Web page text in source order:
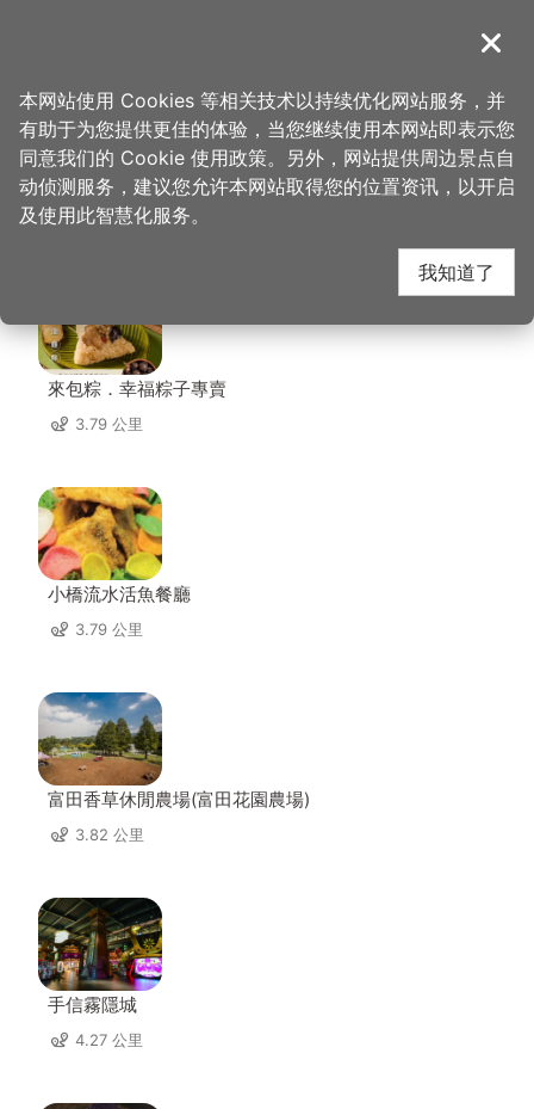
導覽
首页 > 想去的地方 > 住宿 > 大溪甘单朴宿
大溪甘单朴宿 周边店家
來包粽．幸福粽子專賣
3.79 公里
小橋流水活魚餐廳
3.79 公里
富田香草休閒農場(富田花園農場)
3.82 公里
手信霧隱城
4.27 公里
关闭
本网站使用 Cookies 等相关技术以持续优化网站服务，并
有助于为您提供更佳的体验，当您继续使用本网站即表示您
同意我们的 Cookie 使用政策。另外，网站提供周边景点自
动侦测服务，建议您允许本网站取得您的位置资讯，以开启
及使用此智慧化服务。
我知道了